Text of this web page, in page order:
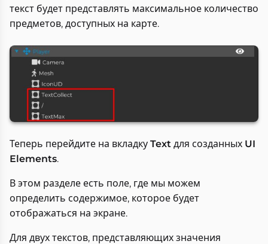
текст будет представлять максимальное количество
предметов, доступных на карте.
Теперь перейдите на вкладку Text для созданных UI
Elements.
В этом разделе есть поле, где мы можем
определить содержимое, которое будет
отображаться на экране.
Для двух текстов, представляющих значения